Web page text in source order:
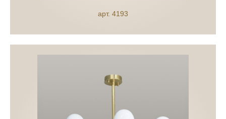
арт. 4193